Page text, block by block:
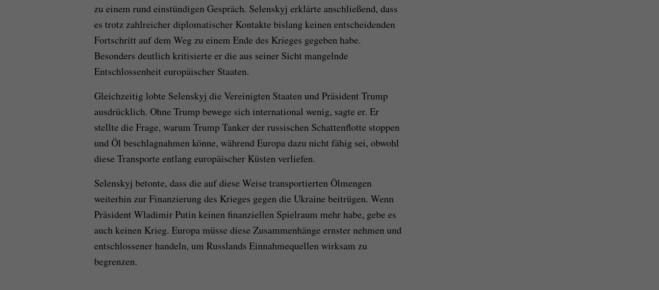
zu einem rund einstündigen Gespräch. Selenskyj erklärte anschließend, dass
es trotz zahlreicher diplomatischer Kontakte bislang keinen entscheidenden
Fortschritt auf dem Weg zu einem Ende des Krieges gegeben habe.
Besonders deutlich kritisierte er die aus seiner Sicht mangelnde
Entschlossenheit europäischer Staaten.
Gleichzeitig lobte Selenskyj die Vereinigten Staaten und Präsident Trump
ausdrücklich. Ohne Trump bewege sich international wenig, sagte er. Er
stellte die Frage, warum Trump Tanker der russischen Schattenflotte stoppen
und Öl beschlagnahmen könne, während Europa dazu nicht fähig sei, obwohl
diese Transporte entlang europäischer Küsten verliefen.
Selenskyj betonte, dass die auf diese Weise transportierten Ölmengen
weiterhin zur Finanzierung des Krieges gegen die Ukraine beitrügen. Wenn
Präsident Wladimir Putin keinen finanziellen Spielraum mehr habe, gebe es
auch keinen Krieg. Europa müsse diese Zusammenhänge ernster nehmen und
entschlossener handeln, um Russlands Einnahmequellen wirksam zu
begrenzen.